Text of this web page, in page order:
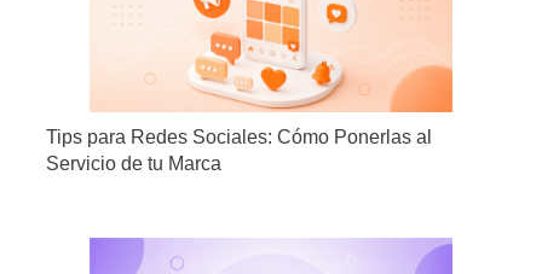
Tips para Redes Sociales: Cómo Ponerlas al
Servicio de tu Marca